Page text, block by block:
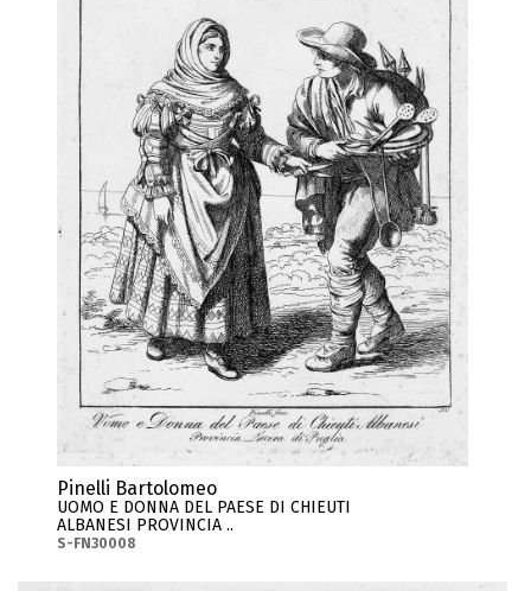
Pinelli Bartolomeo
UOMO E DONNA DEL PAESE DI CHIEUTI
ALBANESI PROVINCIA ..
S-FN30008